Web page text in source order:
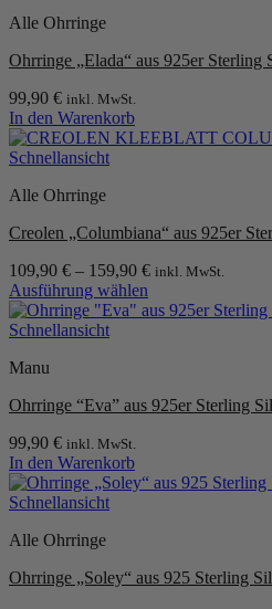
Alle Ohrringe
Ohrringe „Elada“ aus 925er
99,90 € inkl. MwSt.
In den Warenkorb
Schnellansicht
Alle Ohrringe
Creolen „Columbiana“ aus 925er
109,90 € – 159,90 € inkl. MwSt.
Ausführung wählen
Dieses
Produkt
mehrere
auf.
Optionen
können
auf
der
gewählt
werden
Schnellansicht
Manu
Ohrringe “Eva” aus 925er Sterling
99,90 € inkl. MwSt.
In den Warenkorb
Schnellansicht
Alle Ohrringe
Ohrringe „Soley“ aus 925 Sterling